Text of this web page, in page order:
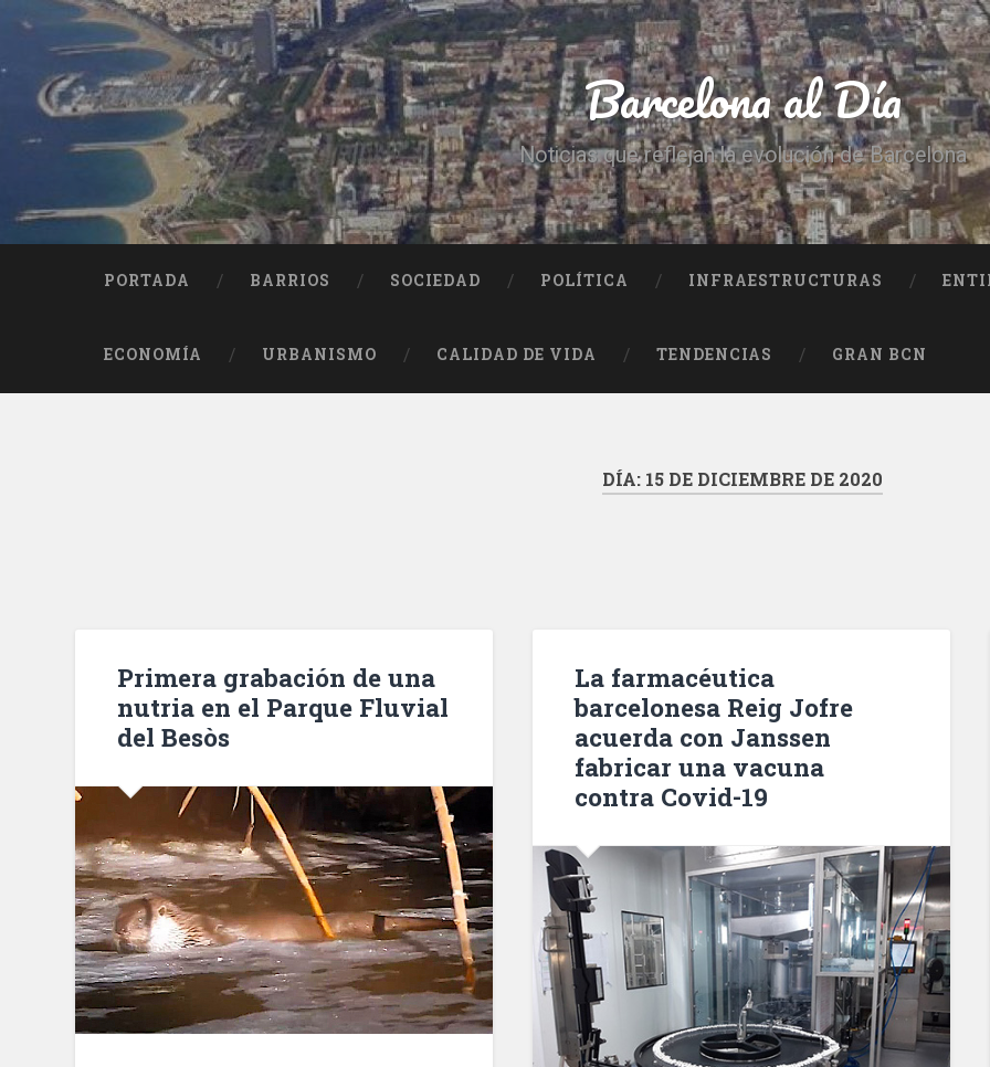
contenido
Buscar
Barcelona al Día
Noticias que reflejan la evolución de Barcelona
PORTADA BARRIOS SOCIEDAD POLÍTICA INFRAESTRUCTURAS
ECONOMÍA URBANISMO CALIDAD DE VIDA TENDENCIAS GRAN BCN
DÍA: 15 DE DICIEMBRE DE 2020
Primera grabación de una
nutria en el Parque Fluvial
del Besòs
La farmacéutica
barcelonesa Reig Jofre
acuerda con Janssen
fabricar una vacuna
contra Covid-19